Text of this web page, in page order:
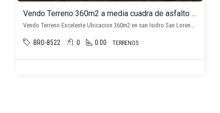
Vendo Terreno 360m2 a media cuadra de asfalto zona San Isidro San Lorenzo
Vendo Terreno Excelente Ubicacion 360m2 en san Isidro San Lorenzo, San Isidro, San Lorenzo
BRO-8522 0 0.00 TERRENOS